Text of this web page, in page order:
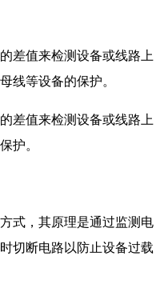
差值来检测设备或线路上
线等设备的保护。
差值来检测设备或线路上
护。
式，其原理是通过监测电
切断电路以防止设备过载